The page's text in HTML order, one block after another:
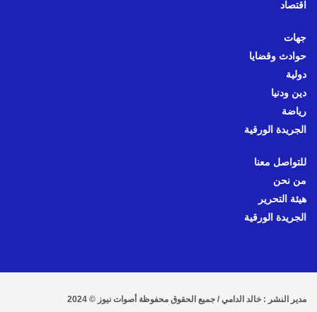
اقتصاد
جهات
حوادث وقضايا
دولية
دين ودنيا
رياضة
الجريدة الورقية
للتواصل معنا
من نحن
هيئة التحرير
الجريدة الورقية
مدير النشر : خالد الدامي / جميع الحقوق محفوظة أصوات نيوز © 2024